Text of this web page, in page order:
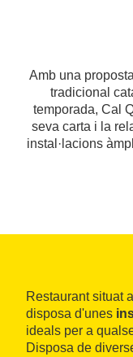
Amb una
tradicional
temporada, Cal
seva carta i la
instal·lacions
Restaurant situat
disposa d'unes
ideals per a
Disposa de